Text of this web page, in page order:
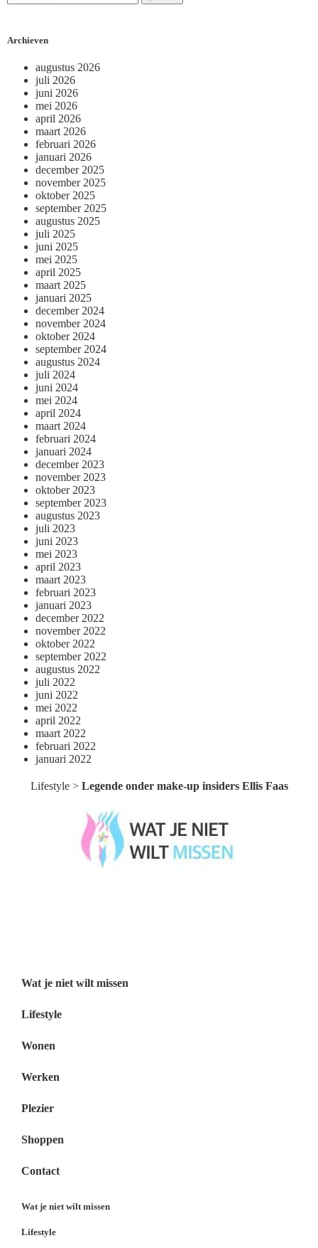
Archieven
augustus 2026
juli 2026
juni 2026
mei 2026
april 2026
maart 2026
februari 2026
januari 2026
december 2025
november 2025
oktober 2025
september 2025
augustus 2025
juli 2025
juni 2025
mei 2025
april 2025
maart 2025
januari 2025
december 2024
november 2024
oktober 2024
september 2024
augustus 2024
juli 2024
juni 2024
mei 2024
april 2024
maart 2024
februari 2024
januari 2024
december 2023
november 2023
oktober 2023
september 2023
augustus 2023
juli 2023
juni 2023
mei 2023
april 2023
maart 2023
februari 2023
januari 2023
december 2022
november 2022
oktober 2022
september 2022
augustus 2022
juli 2022
juni 2022
mei 2022
april 2022
maart 2022
februari 2022
januari 2022
Lifestyle> Legende onder make-up insiders Ellis Faas
Wat je niet wilt missen
Lifestyle
Wonen
Werken
Plezier
Shoppen
Contact
Wat je niet wilt missen
Lifestyle